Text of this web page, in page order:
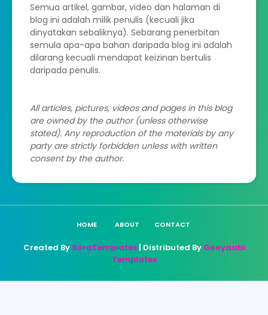
Semua artikel, gambar, video dan halaman di
blog ini adalah milik penulis (kecuali jika
dinyatakan sebaliknya). Sebarang penerbitan
semula apa-apa bahan daripada blog ini adalah
dilarang kecuali mendapat keizinan bertulis
daripada penulis.
All articles, pictures, videos and pages in this blog
are owned by the author (unless otherwise
stated). Any reproduction of the materials by any
party are strictly forbidden unless with written
consent by the author.
HOME ABOUT CONTACT
Created By SoraTemplates| Distributed By Gooyaabi
Templates